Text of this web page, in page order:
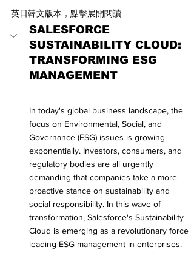
英日韓文版本，點擊展開閱讀
SALESFORCE
SUSTAINABILITY CLOUD:
TRANSFORMING ESG
MANAGEMENT
In today's global business landscape, the
focus on Environmental, Social, and
Governance (ESG) issues is growing
exponentially. Investors, consumers, and
regulatory bodies are all urgently
demanding that companies take a more
proactive stance on sustainability and
social responsibility. In this wave of
transformation, Salesforce's Sustainability
Cloud is emerging as a revolutionary force
leading ESG management in enterprises.